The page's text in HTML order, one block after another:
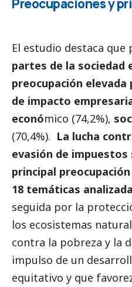
Preocupaciones y
El estudio destaca que
partes de la sociedad
preocupación
de impacto
económico (74,2%),
(70,4%). La lucha
evasión de impuestos
principal
18 temáticas
seguida por la
los ecosistemas
contra la pobreza y la
impulso de un
equitativo y que